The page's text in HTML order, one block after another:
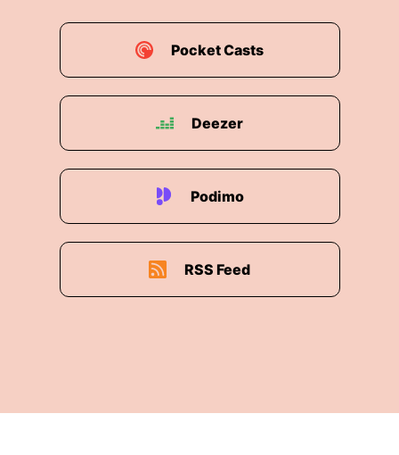
Pocket Casts
Deezer
Podimo
RSS Feed